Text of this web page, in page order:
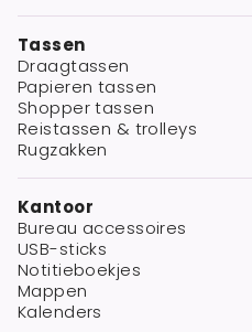
Tassen
Draagtassen
Papieren tassen
Shopper tassen
Reistassen & trolleys
Rugzakken
Kantoor
Bureau accessoires
USB-sticks
Notitieboekjes
Mappen
Kalenders